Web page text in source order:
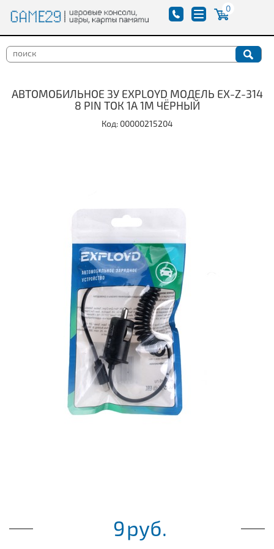
0
АВТОМОБИЛЬНОЕ ЗУ EXPLOYD МОДЕЛЬ EX-Z-314
8 PIN ТОК 1А 1М ЧЁРНЫЙ
Код: 00000215204
9руб.